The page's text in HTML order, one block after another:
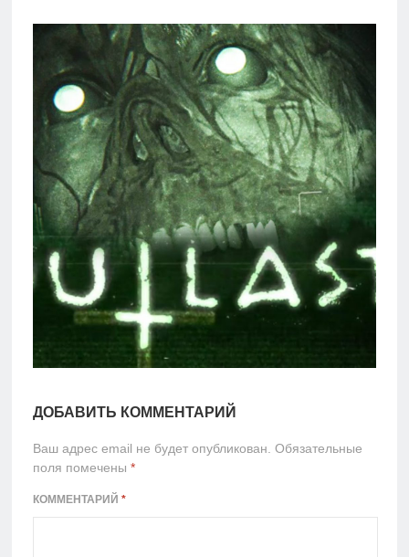
игры
Мобильное
Культовые
игры
ДОБАВИТЬ КОММЕНТАРИЙ
Ваш адрес email не будет опубликован. Обязательные
поля помечены *
КОММЕНТАРИЙ *